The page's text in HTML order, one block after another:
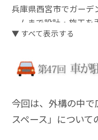
兵庫県西宮市でガーデ
ームまで設計・施工
ンワークス株式会社」
ルに合った機能的で
一級建築施工管理技士
二級造園施工管理技士
▼ すべて表示する
今回は、外構の中
スペース」について